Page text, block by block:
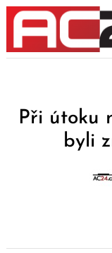
Skip
content
Při útoku
byli